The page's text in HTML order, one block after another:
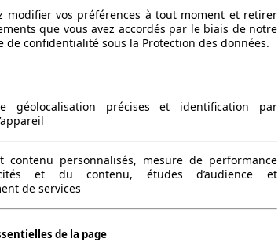
modifier vos préférences à tout moment et retirer
que vous avez accordés par le biais de notre
de confidentialité sous la Protection des données.
géolocalisation précises et identification par
contenu personnalisés, mesure de performance
et du contenu, études d’audience et
de services
de la page